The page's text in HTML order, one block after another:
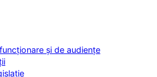
și de audiențe